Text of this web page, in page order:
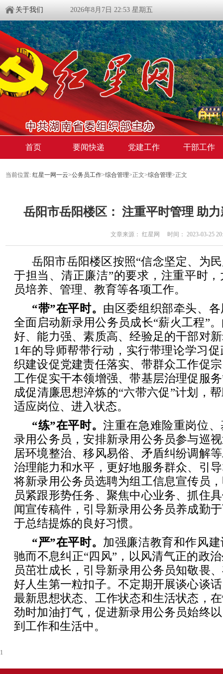
关于我们 2026年8月7日 22:53 星期五
首页 要闻快递 党建工作 干部工作
当前位置: 红星一网一云>公务员工作>综合管理>正文>综合管理>正文
岳阳市岳阳楼区： 注重平时管理 助
文章来源： 红星网 时间： 2023-03-25
岳阳市岳阳楼区按照“信念坚定、为
于担当、清正廉洁”的要求，注重平时
员培养、管理、教育等各项工作。
“带”在平时。 由区委组织部牵头、
全面启动新录用公务员成长“薪火工程”
好、能力强、素质高、经验足的干部对
1年的导师帮带行动，实行带理论学习
织建设促党建责任落实、带群众工作促
工作促实干本领增强、带基层治理促服
成促清廉思想淬炼的“六带六促”计划，
适应岗位、进入状态。
“练”在平时。注重在急难险重岗位
录用公务员，安排新录用公务员参与巡
居环境整治、移风易俗、矛盾纠纷调解
治理能力和水平，更好地服务群众、引
将新录用公务员选聘为组工信息宣传员
员紧跟形势任务、聚焦中心业务、抓住
闻宣传稿件，引导新录用公务员养成勤
于总结提炼的良好习惯。
“严”在平时。 加强廉洁教育和作风
驰而不息纠正“四风”，以风清气正的政
员茁壮成长，引导新录用公务员知敬畏
好人生第一粒扣子。不定期开展谈心谈
最新思想状态、工作状态和生活状态，
劲时加油打气，促进新录用公务员始终
到工作和生活中。
1